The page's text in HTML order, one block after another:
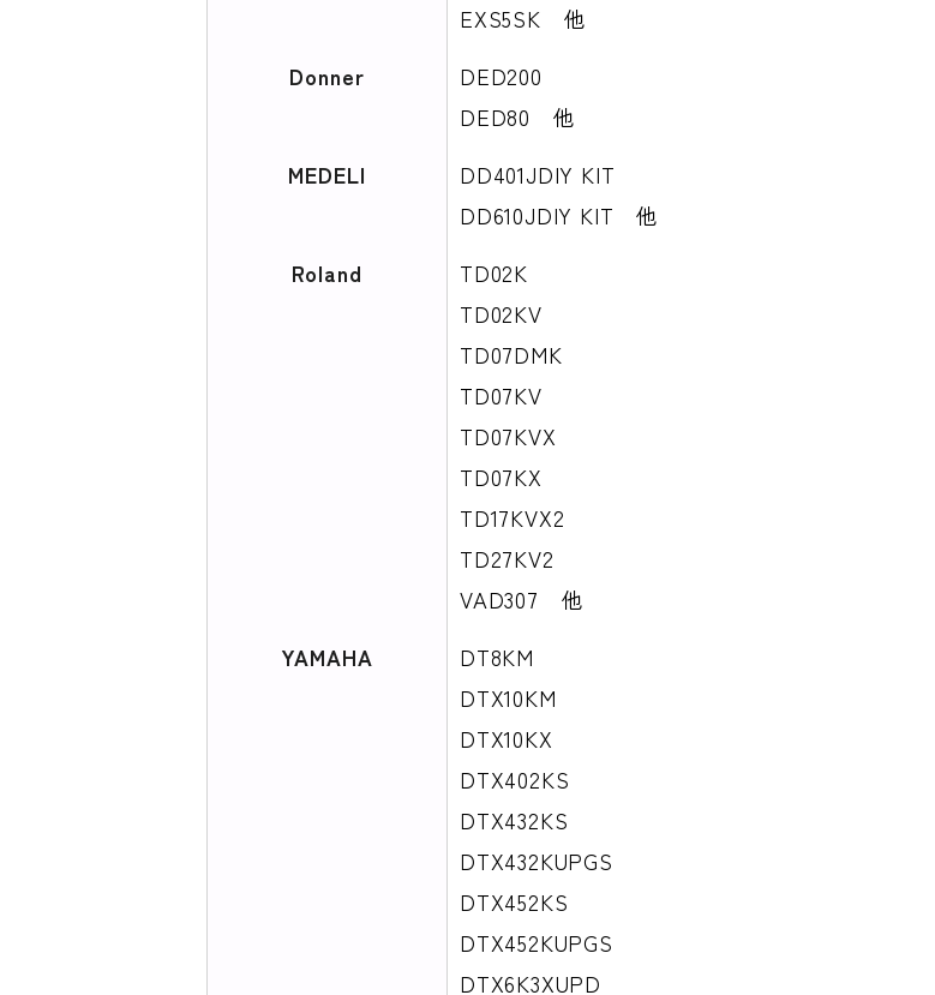
EXS5SK 他
Donner
DED200
DED80 他
MEDELI
DD401JDIY KIT
DD610JDIY KIT 他
Roland
TD02K
TD02KV
TD07DMK
TD07KV
TD07KVX
TD07KX
TD17KVX2
TD27KV2
VAD307 他
YAMAHA
DT8KM
DTX10KM
DTX10KX
DTX402KS
DTX432KS
DTX432KUPGS
DTX452KS
DTX452KUPGS
DTX6K3XUPD